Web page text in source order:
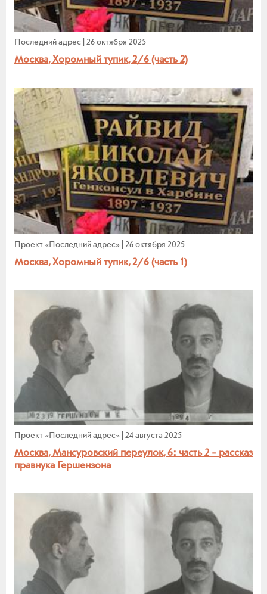
Последний адрес 26 октября 2025
Москва, Хоромный тупик, 2/6 (часть 2)
Проект «Последний адрес» 26 октября 2025
Москва, Хоромный тупик, 2/6 (часть 1)
Проект «Последний адрес» 24 августа 2025
Москва, Мансуровский переулок, 6: часть 2 - рассказ
правнука Гершензона